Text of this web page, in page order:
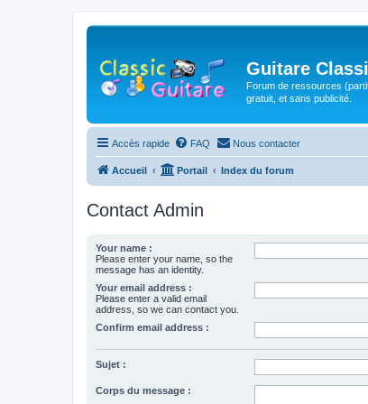
Guitare
Forum de ressources
gratuit, et sans publicité.
Accès rapide FAQ Nous contacter
Accueil Portail Index du forum
Contact Admin
Your name :
Please enter your name, so the
message has an identity.
Your email address :
Please enter a valid email
address, so we can contact you.
Confirm email address :
Sujet :
Corps du message :